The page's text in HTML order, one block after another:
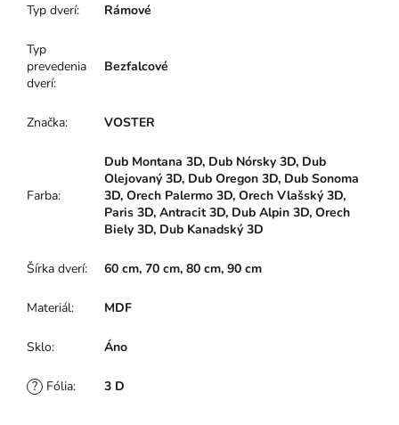
Typ dverí: Rámové
Typ
prevedenia
dverí:
Bezfalcové
Značka: VOSTER
Farba:
Dub Montana 3D, Dub Nórsky 3D, Dub
Olejovaný 3D, Dub Oregon 3D, Dub Sonoma
3D, Orech Palermo 3D, Orech Vlašský 3D,
Paris 3D, Antracit 3D, Dub Alpin 3D, Orech
Biely 3D, Dub Kanadský 3D
Šírka dverí: 60 cm, 70 cm, 80 cm, 90 cm
Materiál: MDF
Sklo: Áno
? Fólia: 3 D